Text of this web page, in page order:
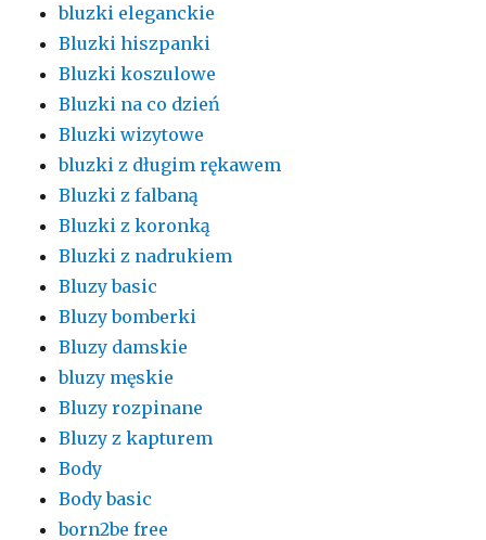
bluzki eleganckie
Bluzki hiszpanki
Bluzki koszulowe
Bluzki na co dzień
Bluzki wizytowe
bluzki z długim rękawem
Bluzki z falbaną
Bluzki z koronką
Bluzki z nadrukiem
Bluzy basic
Bluzy bomberki
Bluzy damskie
bluzy męskie
Bluzy rozpinane
Bluzy z kapturem
Body
Body basic
born2be free